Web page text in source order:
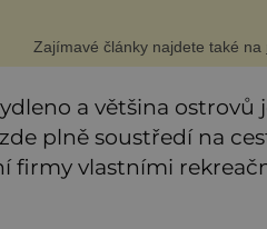
Zajímavé články najdete také na
a většina ostrovů
plně soustředí na
firmy vlastními